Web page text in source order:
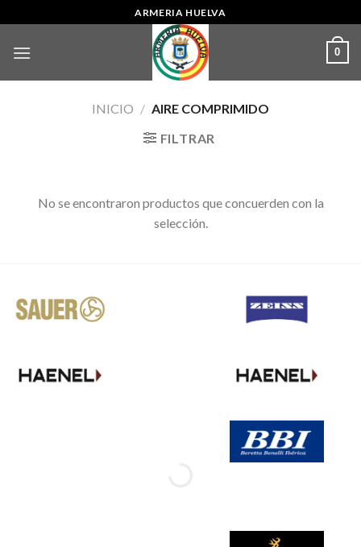
to
content
ARMERIA HUELVA
0
INICIO / AIRE COMPRIMIDO
FILTRAR
No se encontraron productos que concuerden con la
selección.